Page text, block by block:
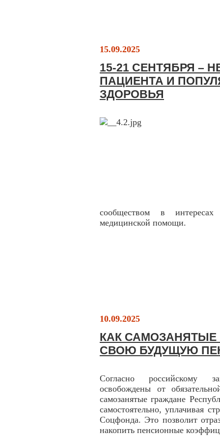
15.09.2025
15-21 СЕНТЯБРЯ –
ПАЦИЕНТА И
ЗДОРОВЬЯ
сообществом в интересах
медицинской помощи.
10.09.2025
КАК
СВОЮ БУДУЩУЮ
Согласно российскому
освобождены от
самозанятые граждане
самостоятельно, уплачивая
Соцфонда. Это позволит
накопить пенсионные